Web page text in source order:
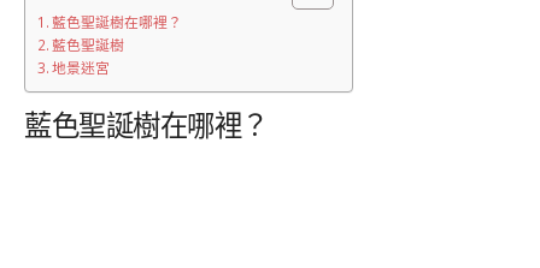
藍色聖誕樹在哪裡？
藍色聖誕樹
地景迷宮
藍色聖誕樹在哪裡？